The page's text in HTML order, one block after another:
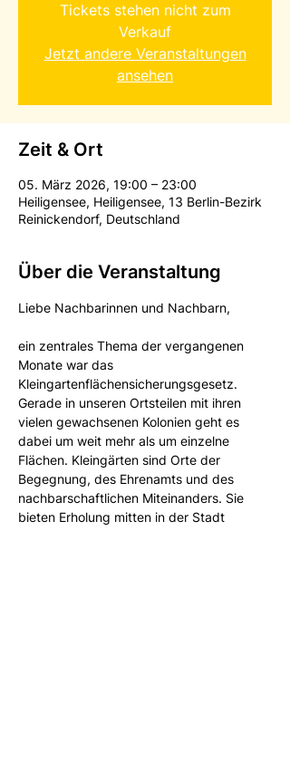
Tickets stehen nicht zum
Verkauf
Jetzt andere Veranstaltungen
ansehen
Zeit & Ort
05. März 2026, 19:00 – 23:00
Heiligensee, Heiligensee, 13 Berlin-Bezirk
Reinickendorf, Deutschland
Über die Veranstaltung
Liebe Nachbarinnen und Nachbarn,
ein zentrales Thema der vergangenen
Monate war das
Kleingartenflächensicherungsgesetz.
Gerade in unseren Ortsteilen mit ihren
vielen gewachsenen Kolonien geht es
dabei um weit mehr als um einzelne
Flächen. Kleingärten sind Orte der
Begegnung, des Ehrenamts und des
nachbarschaftlichen Miteinanders. Sie
bieten Erholung mitten in der Stadt